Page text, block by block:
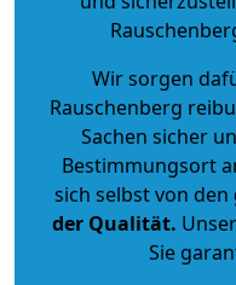
Wir sorgen
Rauschenberg
Sachen sicher
Bestimmungsort
sich selbst von den
der Qualität.
Sie